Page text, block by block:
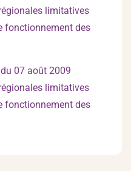
limitatives
fonctionnement des
07 août 2009
limitatives
fonctionnement des